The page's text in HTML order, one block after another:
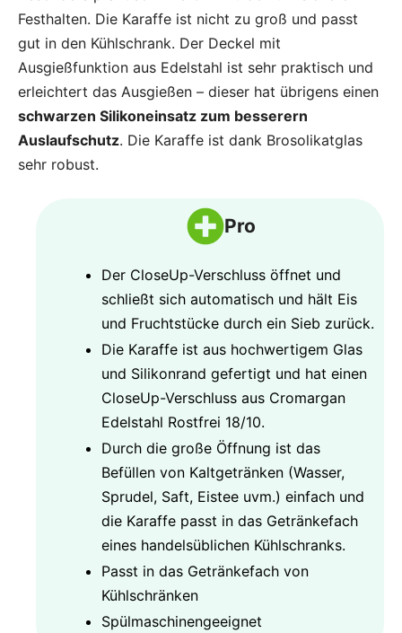
Festhalten. Die Karaffe ist nicht zu groß und passt
gut in den Kühlschrank. Der Deckel mit
Ausgießfunktion aus Edelstahl ist sehr praktisch und
erleichtert das Ausgießen – dieser hat übrigens einen
schwarzen Silikoneinsatz zum besserern
Auslaufschutz. Die Karaffe ist dank Brosolikatglas
sehr robust.
Pro
Der CloseUp-Verschluss öffnet und
schließt sich automatisch und hält Eis
und Fruchtstücke durch ein Sieb zurück.
Die Karaffe ist aus hochwertigem Glas
und Silikonrand gefertigt und hat einen
CloseUp-Verschluss aus Cromargan
Edelstahl Rostfrei 18/10.
Durch die große Öffnung ist das
Befüllen von Kaltgetränken (Wasser,
Sprudel, Saft, Eistee uvm.) einfach und
die Karaffe passt in das Getränkefach
eines handelsüblichen Kühlschranks.
Passt in das Getränkefach von
Kühlschränken
Spülmaschinengeeignet